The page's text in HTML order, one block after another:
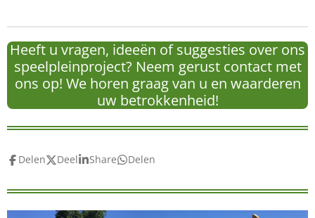
Heeft u vragen, ideeën of suggesties over ons
speelpleinproject? Neem gerust contact met
ons op! We horen graag van u en waarderen
uw betrokkenheid!
Delen Deel Share Delen